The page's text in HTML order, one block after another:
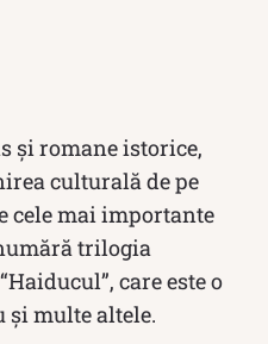
și romane istorice,
culturală de pe
cele mai importante
trilogia
care este o
și multe altele.